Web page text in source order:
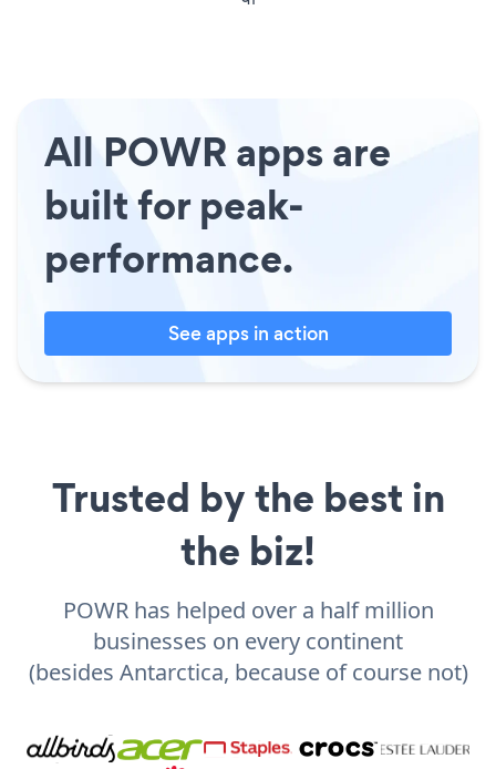
All POWR apps are
built for peak-
performance.
See apps in action
Trusted by the best in
the biz!
POWR has helped over a half million
businesses on every continent
(besides Antarctica, because of course not)